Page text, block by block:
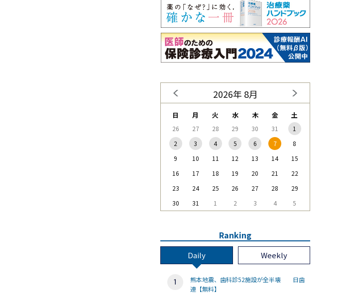
2026年 8月
日 月 火 水 木 金 土
26 27 28 29 30 31
1
2
3 4 5 6 7
8
9
10 11 12 13 14
15
16
17 18 19 20 21
22
23
24 25 26 27 28
29
30
31 1 2 3 4 5
Ranking
Daily Weekly
熊本地震、歯科診52施設が全半壊 日歯
連【無料】